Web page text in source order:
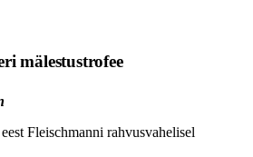
mälestustrofee
Fleischmanni rahvusvahelisel